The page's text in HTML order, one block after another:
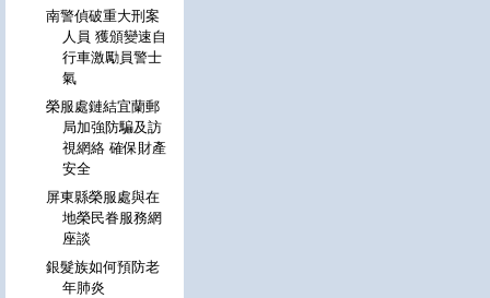
南警偵破重大刑案
人員 獲頒變速自
行車激勵員警士
氣
榮服處鏈結宜蘭郵
局加強防騙及訪
視網絡 確保財產
安全
屏東縣榮服處與在
地榮民眷服務網
座談
銀髮族如何預防老
年肺炎